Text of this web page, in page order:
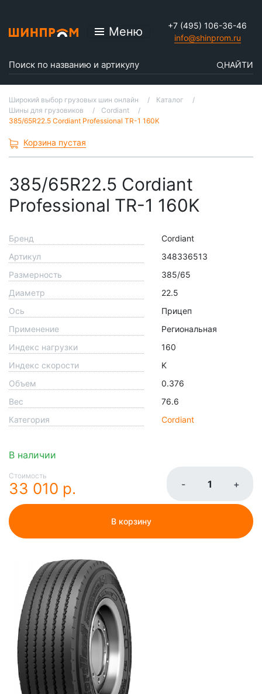
Меню
+7 (495) 106-36-46
info@shinprom.ru
НАЙТИ
Широкий выбор грузовых шин онлайн
Каталог
Шины для грузовиков
Cordiant
385/65R22.5 Cordiant Professional TR-1 160K
Корзина пустая
385/65R22.5 Cordiant
Professional TR-1 160K
Бренд
Cordiant
Артикул
348336513
Размерность
385/65
Диаметр
22.5
Ось
Прицеп
Применение
Региональная
Индекс нагрузки
160
Индекс скорости
K
Объем
0.376
Вес
76.6
Категория
Cordiant
В наличии
Стоимость
33 010 р. - +
В корзину